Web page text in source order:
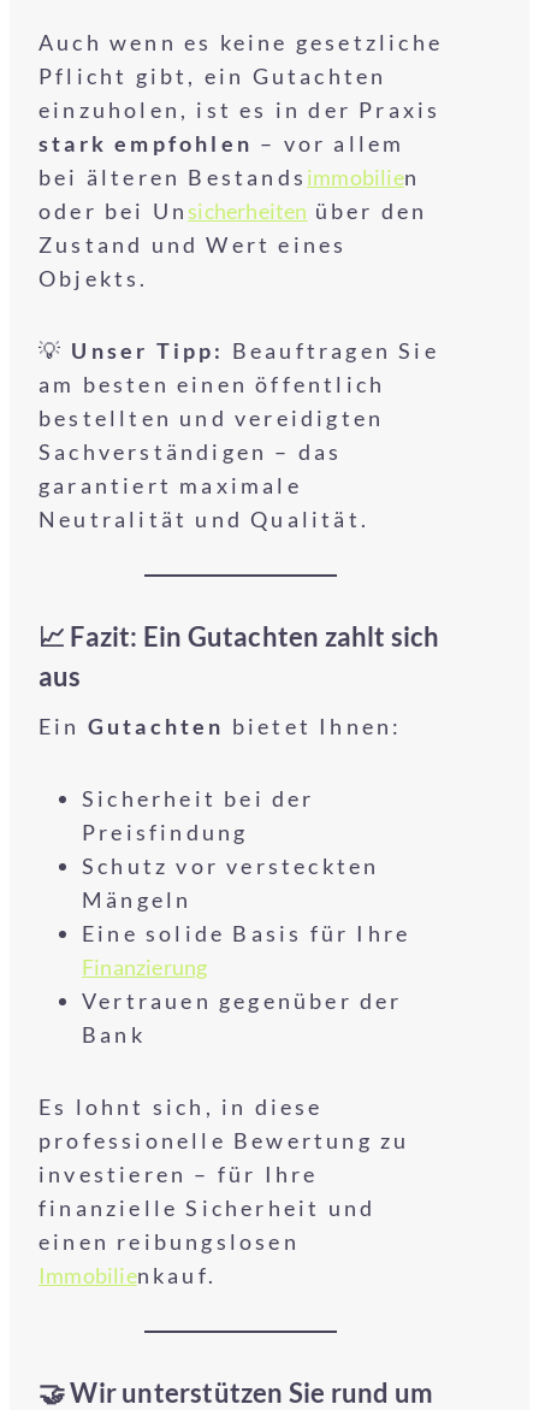
Auch wenn es keine gesetzliche
Pflicht gibt, ein Gutachten
einzuholen, ist es in der Praxis
stark empfohlen – vor allem
bei älteren Bestands immobilien
oder bei Unsicherheiten über den
Zustand und Wert eines
Objekts.
💡 Unser Tipp: Beauftragen Sie
am besten einen öffentlich
bestellten und vereidigten
Sachverständigen – das
garantiert maximale
Neutralität und Qualität.
📈 Fazit: Ein Gutachten zahlt sich
aus
Ein Gutachten bietet Ihnen:
Sicherheit bei der
Preisfindung
Schutz vor versteckten
Mängeln
Eine solide Basis für Ihre
Finanzierung
Vertrauen gegenüber der
Bank
Es lohnt sich, in diese
professionelle Bewertung zu
investieren – für Ihre
finanzielle Sicherheit und
einen reibungslosen
Immobilienkauf.
🤝 Wir unterstützen Sie rund um